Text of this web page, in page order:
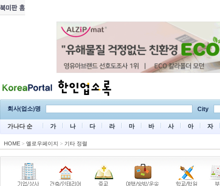
회사(업소)명 City
가나다 순 가 나 다 라 마 바 사 아 자
HOME > 옐로우페이지 > 기타 정렬